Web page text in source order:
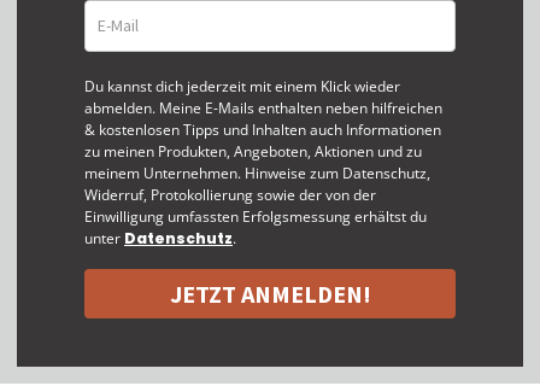
Du kannst dich jederzeit mit einem Klick wieder
abmelden. Meine E-Mails enthalten neben hilfreichen
& kostenlosen Tipps und Inhalten auch Informationen
zu meinen Produkten, Angeboten, Aktionen und zu
meinem Unternehmen. Hinweise zum Datenschutz,
Widerruf, Protokollierung sowie der von der
Einwilligung umfassten Erfolgsmessung erhältst du
unter Datenschutz.
JETZT ANMELDEN!